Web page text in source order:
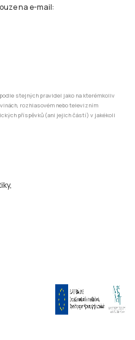
na e-mail:
stejných pravidel jako na kterémkoliv
rozhlasovém nebo televizním
příspěvků (ani jejich částí) v jakékoli